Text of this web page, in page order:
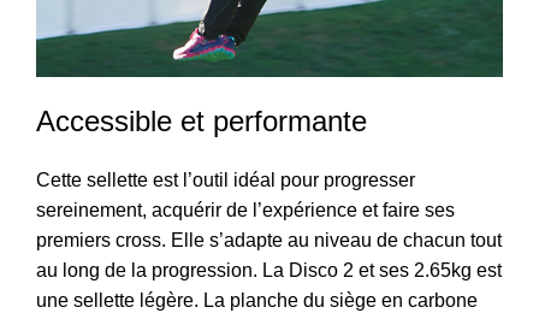
Accessible et performante
Cette sellette est l’outil idéal pour progresser
sereinement, acquérir de l’expérience et faire ses
premiers cross. Elle s’adapte au niveau de chacun tout
au long de la progression. La Disco 2 et ses 2.65kg est
une sellette légère. La planche du siège en carbone